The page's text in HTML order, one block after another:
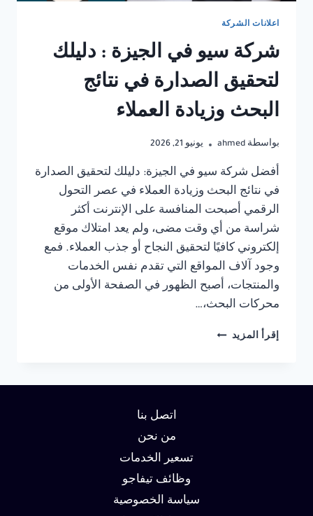
اعلانات الشركة
شركة سيو في الجيزة : دليلك
لتحقيق الصدارة في نتائج
البحث وزيادة العملاء
بواسطة ahmed يونيو 21, 2026
أفضل شركة سيو في الجيزة: دليلك لتحقيق الصدارة
في نتائج البحث وزيادة العملاء في عصر التحول
الرقمي أصبحت المنافسة على الإنترنت أكثر
شراسة من أي وقت مضى، ولم يعد امتلاك موقع
إلكتروني كافيًا لتحقيق النجاح أو جذب العملاء. فمع
وجود آلاف المواقع التي تقدم نفس الخدمات
والمنتجات، أصبح الظهور في الصفحة الأولى من
محركات البحث،…
إقرأ المزيد شركة
اتصل بنا
من نحن
تسعير الخدمات
وظائف تيفاجو
سياسة الخصوصية